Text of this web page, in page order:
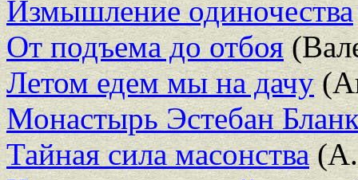
Измышление одиночества
От подъема до отбоя
Летом едем мы на дачу
Монастырь Эстебан
Тайная сила масонства(А.